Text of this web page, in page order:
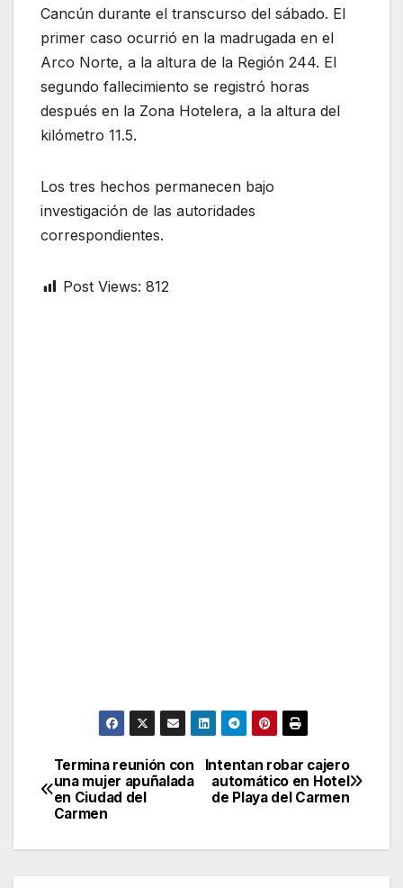
Cancún durante el transcurso del sábado. El
primer caso ocurrió en la madrugada en el
Arco Norte, a la altura de la Región 244. El
segundo fallecimiento se registró horas
después en la Zona Hotelera, a la altura del
kilómetro 11.5.
Los tres hechos permanecen bajo
investigación de las autoridades
correspondientes.
Post Views: 812
Post
navigation
Intentan robar cajero
automático en Hotel
de Playa del Carmen
Termina reunión con
una mujer apuñalada
en Ciudad del
Carmen